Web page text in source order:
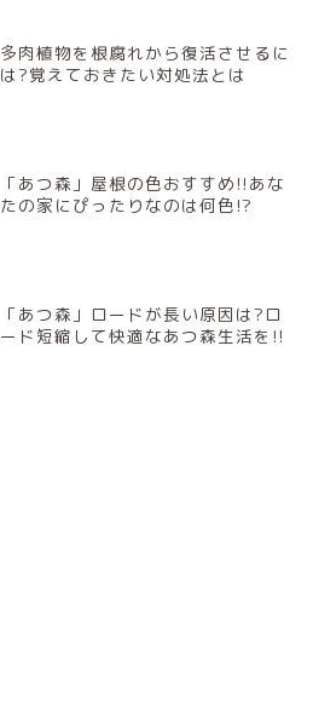
多肉植物を根腐れから復活させるに
は?覚えておきたい対処法とは
「あつ森」屋根の色おすすめ!!あな
たの家にぴったりなのは何色!?
「あつ森」ロードが長い原因は?ロ
ード短縮して快適なあつ森生活を!!